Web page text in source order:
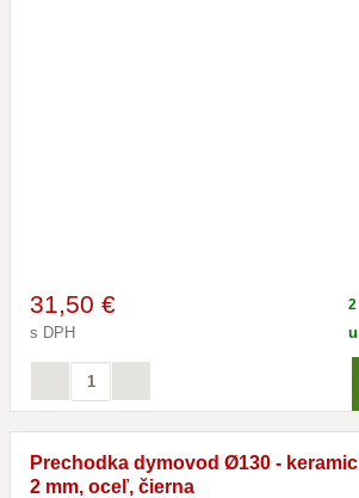
31,50 €
s DPH
Prechodka dymovod Ø130 -
2 mm, oceľ, čierna